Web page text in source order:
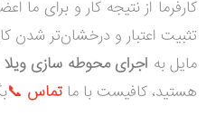
کارفرما از نتیجه کار و برای
تثبیت اعتبار و درخشان‌تر شدن
مایل به اجرای محوطه سازی
هستید، کافیست با ما تماس 📞